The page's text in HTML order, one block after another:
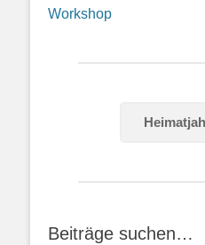
Workshop
Beiträge suchen…